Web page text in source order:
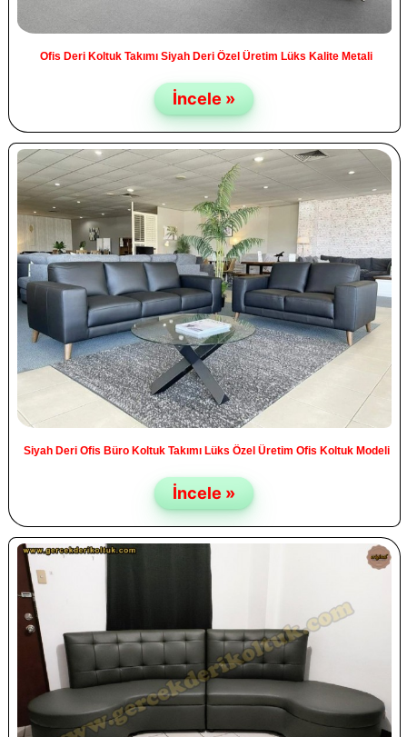
Ofis Deri Koltuk Takımı Siyah Deri Özel Üretim Lüks Kalite Metali
İncele »
Siyah Deri Ofis Büro Koltuk Takımı Lüks Özel Üretim Ofis Koltuk Modeli
İncele »